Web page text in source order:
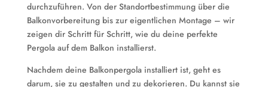
durchzuführen. Von der Standortbestimmung über die
Balkonvorbereitung bis zur eigentlichen Montage – wir
zeigen dir Schritt für Schritt, wie du deine perfekte
Pergola auf dem Balkon installierst.
Nachdem deine Balkonpergola installiert ist, geht es
darum, sie zu gestalten und zu dekorieren. Du kannst sie